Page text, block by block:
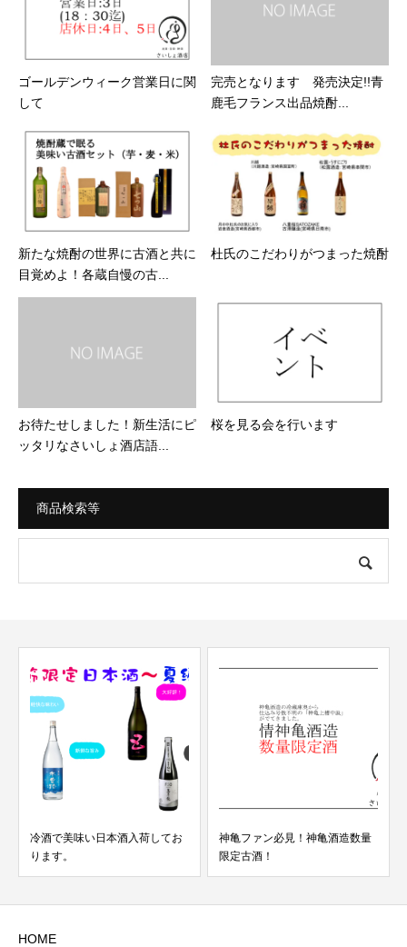
ゴールデンウィーク営業日に関
して
完売となります 発売決定!!青
鹿毛フランス出品焼酎...
新たな焼酎の世界に古酒と共に
目覚めよ！各蔵自慢の古...
杜氏のこだわりがつまった焼酎
お待たせしました！新生活にピ
ッタリなさいしょ酒店語...
桜を見る会を行います
商品検索等
冷酒で美味い日本酒入荷してお
ります。
神亀ファン必見！神亀酒造数量
限定古酒！
HOME